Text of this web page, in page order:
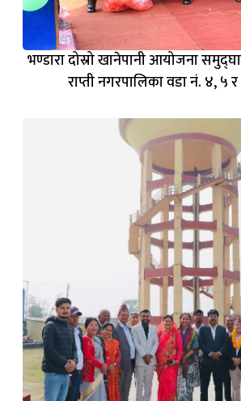
भण्डारा दोस्रो खानेपानी आयोजना
राप्ती नगरपालिका वडा नं. ४, ५